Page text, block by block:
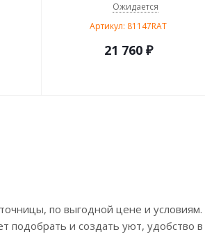
Ожидается
Артикул: 81147RAT
21 760₽
по выгодной цене и
подобрать и создать уют, удобство